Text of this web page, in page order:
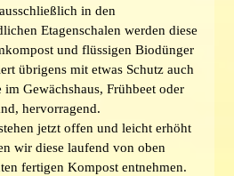
in den
Etagenschalen werden diese
und flüssigen Biodünger
übrigens mit etwas Schutz auch
Gewächshaus, Frühbeet oder
hervorragend.
jetzt offen und leicht erhöht
wir diese laufend von oben
fertigen Kompost entnehmen.